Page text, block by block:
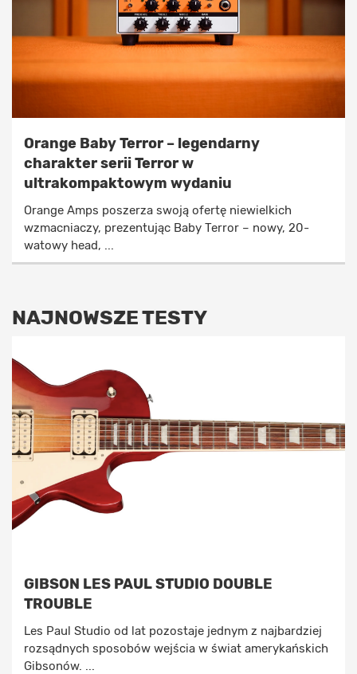
Orange Baby Terror – legendarny
charakter serii Terror w
ultrakompaktowym wydaniu
Orange Amps poszerza swoją ofertę niewielkich
wzmacniaczy, prezentując Baby Terror – nowy, 20-
watowy head, ...
NAJNOWSZE TESTY
GIBSON LES PAUL STUDIO DOUBLE
TROUBLE
Les Paul Studio od lat pozostaje jednym z najbardziej
rozsądnych sposobów wejścia w świat amerykańskich
Gibsonów. ...